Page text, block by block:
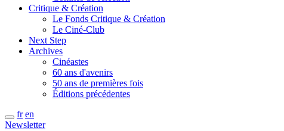
Critique & Création
Le Fonds Critique & Création
Le Ciné-Club
Next Step
Archives
Cinéastes
60 ans d'avenirs
50 ans de premières fois
Éditions précédentes
fr en
Newsletter